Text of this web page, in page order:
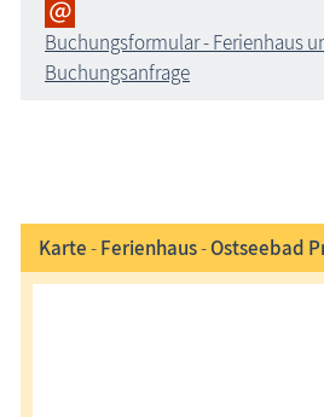
Buchungsformular - Ferienhaus
Buchungsanfrage
Karte-Ferienhaus-Ostseebad